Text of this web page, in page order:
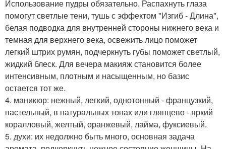
Использование пудры обязательно. Распахнуть глаза
помогут светлые тени, тушь с эффектом "Изгиб - Длина",
белая подводка для внутренней стороны нижнего века и
темная для верхнего века, освежить лицо поможет
легкий штрих румян, подчеркнуть губы поможет светлый,
жидкий блеск. Для вечера макияж становится более
интенсивным, плотным и насыщенным, но базис
остается тот же.
4. маникюр: нежный, легкий, однотонный - французкий,
пастельный, в натуральных тонах или глянцево - яркий
коралловый, желтый, оранжевый, лайма, фуксиевый.
5. духи: их недолжно быть много, основная задача